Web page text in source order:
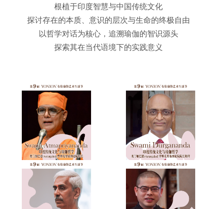
根植于印度智慧与中国传统文化
探讨存在的本质、意识的层次与生命的终极自由
以哲学对话为核心，追溯瑜伽的智识源头
探索其在当代语境下的实践意义